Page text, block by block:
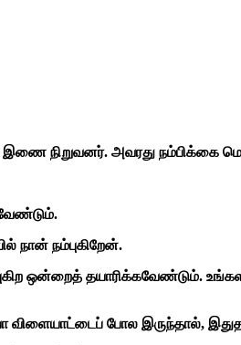
இணை நிறுவனர். அவரது நம்பிக்கை
நான் நம்புகிறேன்.
ஒன்றைத் தயாரிக்கவேண்டும்.
போல இருந்தால்,